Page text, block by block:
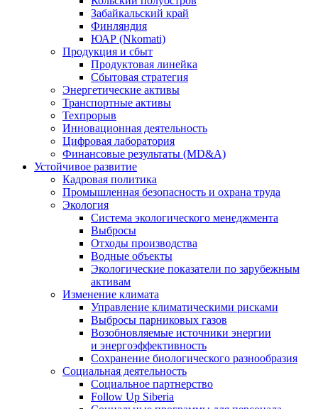
Забайкальский край
Финляндия
ЮАР (Nkomati)
Продукция и сбыт
Продуктовая линейка
Сбытовая стратегия
Энергетические активы
Транспортные активы
Техпрорыв
Инновационная деятельность
Цифровая лаборатория
Финансовые результаты (MD&A)
Устойчивое развитие
Кадровая политика
Промышленная безопасность и охрана труда
Экология
Система экологического менеджмента
Выбросы
Отходы производства
Водные объекты
Экологические показатели по зарубежным
активам
Изменение климата
Управление климатическими рисками
Выбросы парниковых газов
Возобновляемые источники энергии
и энергоэффективность
Сохранение биологического разнообразия
Социальная деятельность
Социальное партнерство
Follow Up Siberia